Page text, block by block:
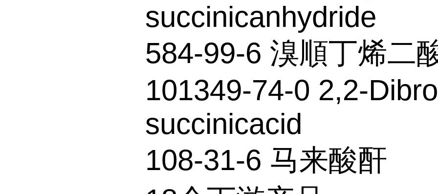
succinicanhydride
584-99-6 溴順丁烯二
101349-74-0 2,2-
succinicacid
108-31-6 马来酸酐